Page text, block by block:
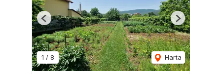
1 / 8 Harta
Previous Next